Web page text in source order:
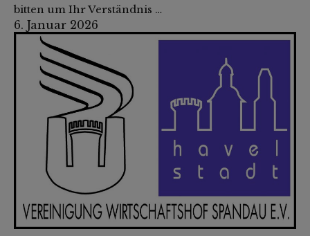
bitten um Ihr Verständnis …
6. Januar 2026